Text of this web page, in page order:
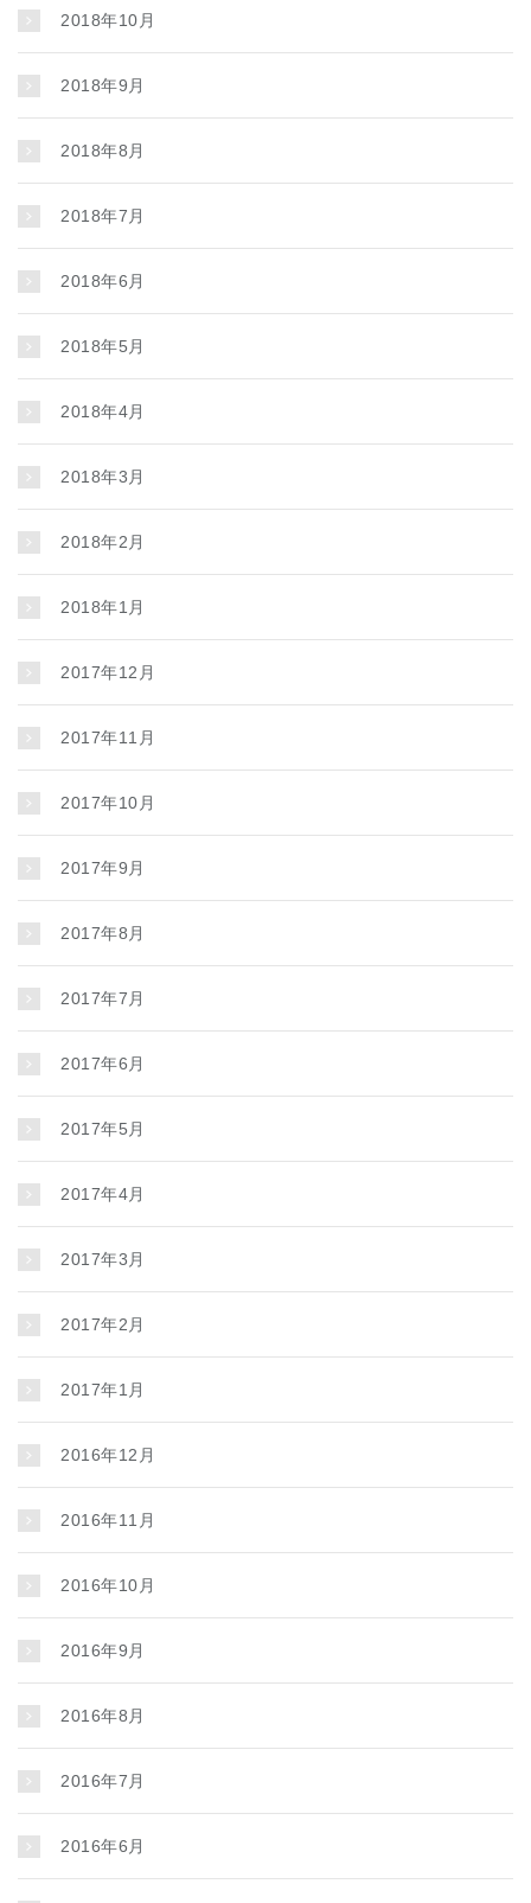
2018年10月
2018年9月
2018年8月
2018年7月
2018年6月
2018年5月
2018年4月
2018年3月
2018年2月
2018年1月
2017年12月
2017年11月
2017年10月
2017年9月
2017年8月
2017年7月
2017年6月
2017年5月
2017年4月
2017年3月
2017年2月
2017年1月
2016年12月
2016年11月
2016年10月
2016年9月
2016年8月
2016年7月
2016年6月